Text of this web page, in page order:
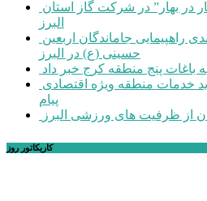
البرز
حسینی (ع) در البرز
باغات پنج منطقه کرج خبر داد
پیام
از ظرفیت های ورزشی البرز
کاریکاتور روز